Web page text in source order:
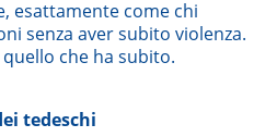
esattamente come chi
senza aver subito violenza.
che ha subito.
tedeschi